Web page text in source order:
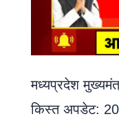
मध्यप्रदेश
किस्त अपडेट: